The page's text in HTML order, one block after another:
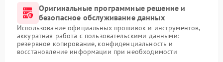
Оригинальные программные решение и
безопасное обслуживание данных
Использование официальных прошивок и инструментов,
аккуратная работа с пользовательскими данными:
резервное копирование, конфиденциальность и
восстановление информации при необходимости